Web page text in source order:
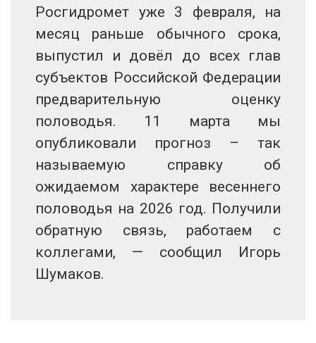
Росгидромет уже 3 февраля, на
месяц раньше обычного срока,
выпустил и довёл до всех глав
субъектов Российской Федерации
предварительную оценку
половодья. 11 марта мы
опубликовали прогноз – так
называемую справку об
ожидаемом характере весеннего
половодья на 2026 год. Получили
обратную связь, работаем с
коллегами, — сообщил Игорь
Шумаков.